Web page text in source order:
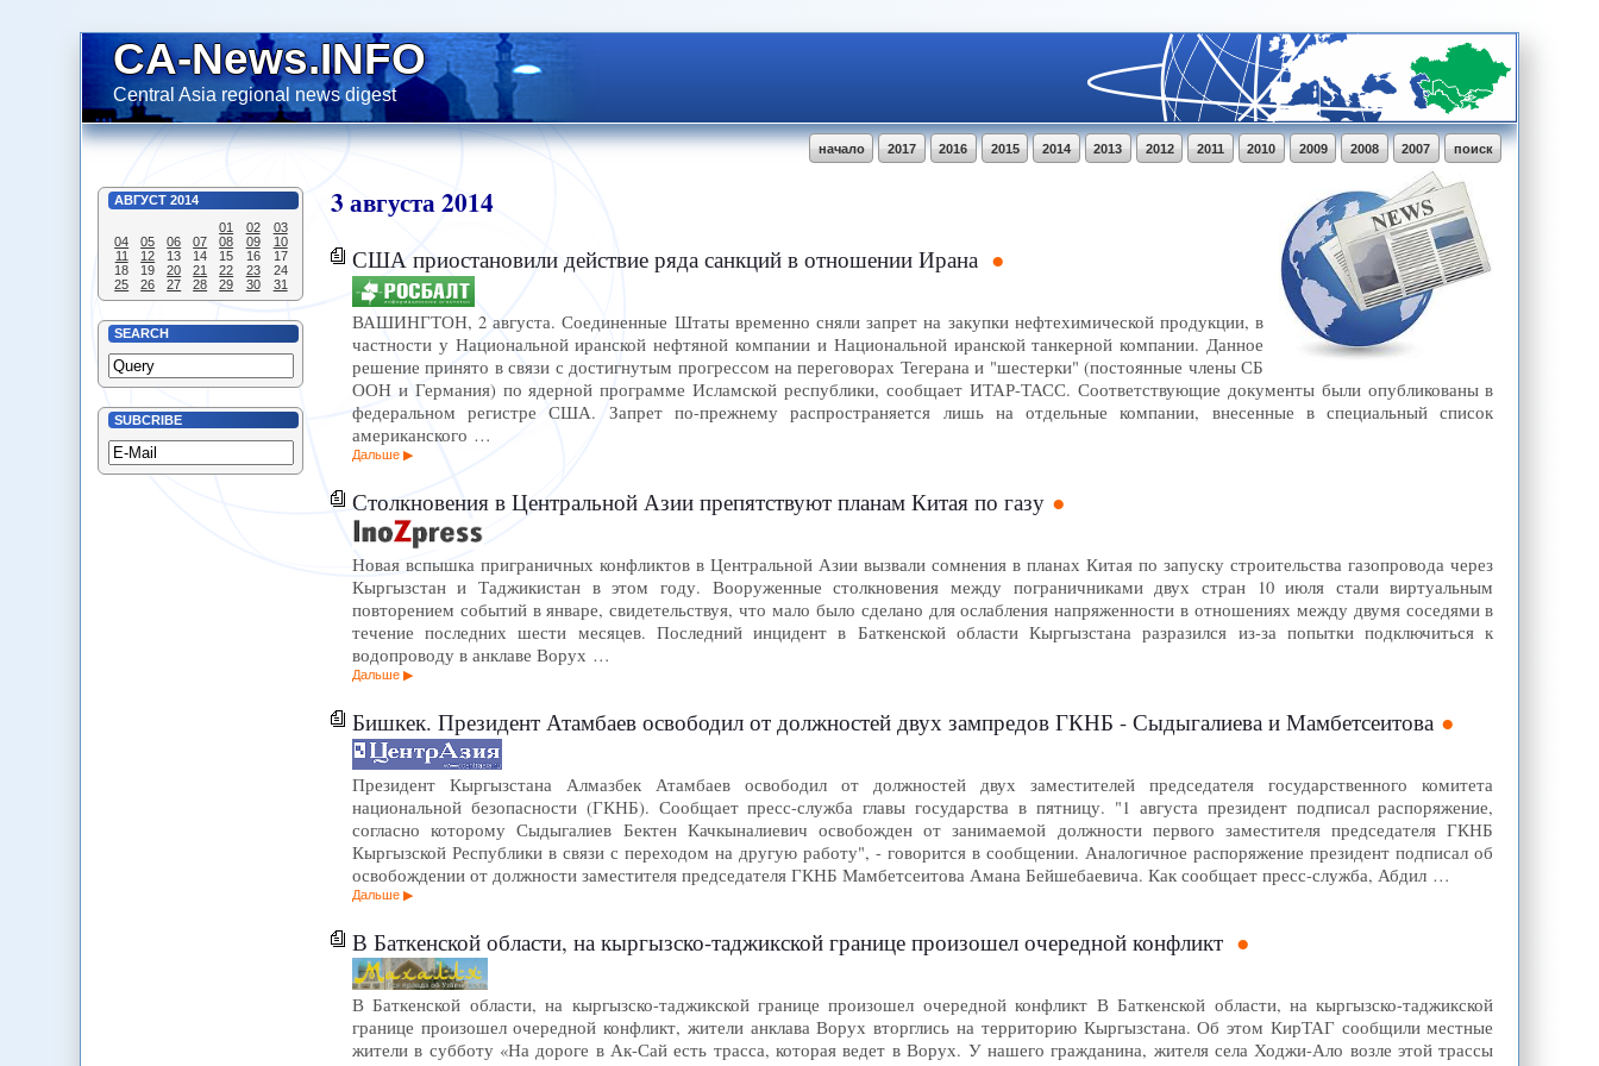
CA-News.INFO
Central Asia regional news digest
поиск
2007
2008
2009
2010
2011
2012
2013
2014
2015
2016
2017
начало
АВГУСТ 2014
01
02
03
04
05 06 07 08 09
10
11
12 13 14 15 16
17
18
19 20 21 22 23
24
25
26 27 28 29 30 31
SEARCH
SUBCRIBE
3августа2014
США приостановили действие ряда санкций в отношении Ирана
ВАШИНГТОН, 2 августа. Соединенные Штаты временно сняли запрет на закупки нефтехимической продукции, в
частности у Национальной иранской нефтяной компании и Национальной иранской танкерной компании. Данное
решение принято в связи с достигнутым прогрессом на переговорах Тегерана и "шестерки" (постоянные члены СБ
ООН и Германия) по ядерной программе Исламской республики, сообщает ИТАР-ТАСС. Соответствующие документы были опубликованы в
федеральном регистре США. Запрет по-прежнему распространяется лишь на отдельные компании, внесенные в специальный список
американского …
Дальше
Столкновения в Центральной Азии препятствуют планам Китая по газу
Новая вспышка приграничных конфликтов в Центральной Азии вызвали сомнения в планах Китая по запуску строительства газопровода через
Кыргызстан и Таджикистан в этом году. Вооруженные столкновения между пограничниками двух стран 10 июля стали виртуальным
повторением событий в январе, свидетельствуя, что мало было сделано для ослабления напряженности в отношениях между двумя соседями в
течение последних шести месяцев. Последний инцидент в Баткенской области Кыргызстана разразился из-за попытки подключиться к
водопроводу в анклаве Ворух …
Дальше
Бишкек. Президент Атамбаев освободил от должностей двух зампредов ГКНБ - Сыдыгалиева и Мамбетсеитова
Президент Кыргызстана Алмазбек Атамбаев освободил от должностей двух заместителей председателя государственного комитета
национальной безопасности (ГКНБ). Сообщает пресс-служба главы государства в пятницу. "1 августа президент подписал распоряжение,
согласно которому Сыдыгалиев Бектен Качкыналиевич освобожден от занимаемой должности первого заместителя председателя ГКНБ
Кыргызской Республики в связи с переходом на другую работу", - говорится в сообщении. Аналогичное распоряжение президент подписал об
освобождении от должности заместителя председателя ГКНБ Мамбетсеитова Амана Бейшебаевича. Как сообщает пресс-служба, Абдил …
Дальше
В Баткенской области, на кыргызско-таджикской границе произошел очередной конфликт
В Баткенской области, на кыргызско-таджикской границе произошел очередной конфликт В Баткенской области, на кыргызско-таджикской
границе произошел очередной конфликт, жители анклава Ворух вторглись на территорию Кыргызстана. Об этом КирТАГ сообщили местные
жители в субботу «На дороге в Ак-Сай есть трасса, которая ведет в Ворух. У нашего гражданина, жителя села Ходжи-Ало возле этой трассы